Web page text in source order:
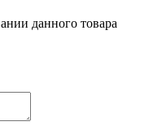
данного товара